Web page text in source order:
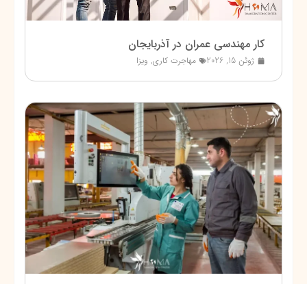
کار مهندسی عمران در آذربایجان
ژوئن 15, 2026 مهاجرت کاری, ویزا